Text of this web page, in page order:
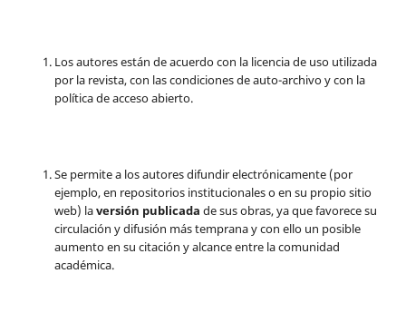
Los autores están de acuerdo con la licencia de uso utilizada
por la revista, con las condiciones de auto-archivo y con la
política de acceso abierto.
Se permite a los autores difundir electrónicamente (por
ejemplo, en repositorios institucionales o en su propio sitio
web) laversión publicada de sus obras, ya que favorece su
circulación y difusión más temprana y con ello un posible
aumento en su citación y alcance entre la comunidad
académica.